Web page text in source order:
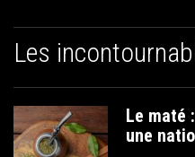
Les
Le maté
une